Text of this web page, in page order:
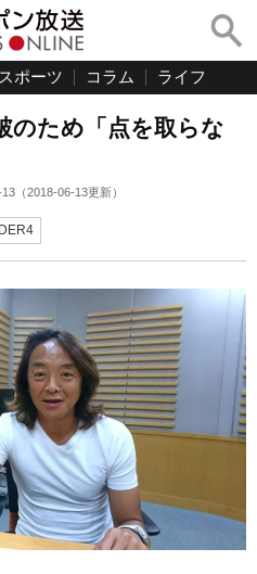
スポーツ コラム ライフ
ため「点を取らな
13 （2018-06-13更新）